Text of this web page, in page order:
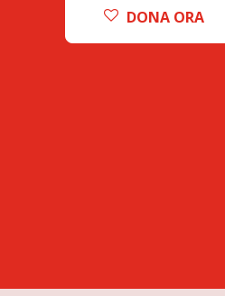
DONA ORA